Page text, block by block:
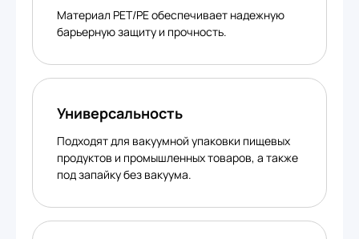
Материал PET/PE обеспечивает надежную
барьерную защиту и прочность.
Универсальность
Подходят для вакуумной упаковки пищевых
продуктов и промышленных товаров, а также
под запайку без вакуума.